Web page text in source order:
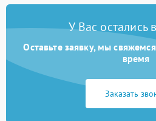
У Вас остались
Оставьте заявку, мы
время
Заказать